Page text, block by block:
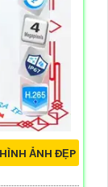
ẢNH ĐẸP